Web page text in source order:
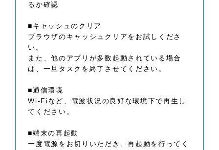
るか確認
■キャッシュのクリア
ブラウザのキャッシュクリアをお試しくださ
い。
また、他のアプリが多数起動されている場合
は、一旦タスクを終了させてください。
■通信環境
Wi-Fiなど、電波状況の良好な環境下で再生し
てください。
■端末の再起動
一度電源をお切りいただき、再起動を行ってく